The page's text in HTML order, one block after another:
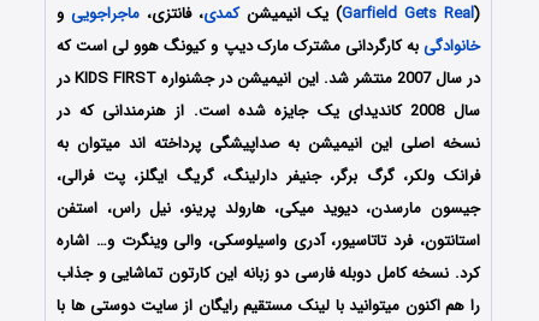
(
Garfield Gets Real) یک انیمیشنکمدی، فانتزی، ماجراجوییو
خانوادگیبه کارگردانی مشترک مارک دیپ و کیونگ هوو لی است که
در سال 2007 منتشر شد. این انیمیشن در جشنواره KIDS FIRST در
سال 2008 کاندیدای یک جایزه شده است. از هنرمندانی که در
نسخه اصلی این انیمیشن به صداپیشگی پرداخته اند میتوان به
فرانک ولکر، گرگ برگر، جنیفر دارلینگ، گریگ ایگلز، پت فرالی،
جیسون مارسدن، دیوید میکی، هارولد پرینو، نیل راس، استفن
استانتون، فرد تاتاسیور، آدری واسیلوسکی، والی وینگرت و… اشاره
کرد. نسخه کامل دوبله فارسی دو زبانه این کارتون تماشایی و جذاب
را هم اکنون میتوانید با لینک مستقیم رایگان از سایت دوستی ها با